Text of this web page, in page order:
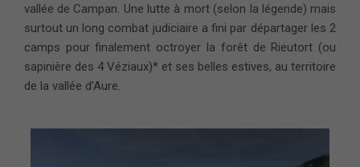
vallée de Campan. Une lutte à mort (selon la légende) mais
surtout un long combat judiciaire a fini par départager les 2
camps pour finalement octroyer la forêt de Rieutort (ou
sapinière des 4 Véziaux)* et ses belles estives, au territoire
de la vallée d’Aure.